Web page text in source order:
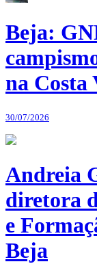
Beja:
na Costa
30/07/2026
Andreia
diretora
e
Beja